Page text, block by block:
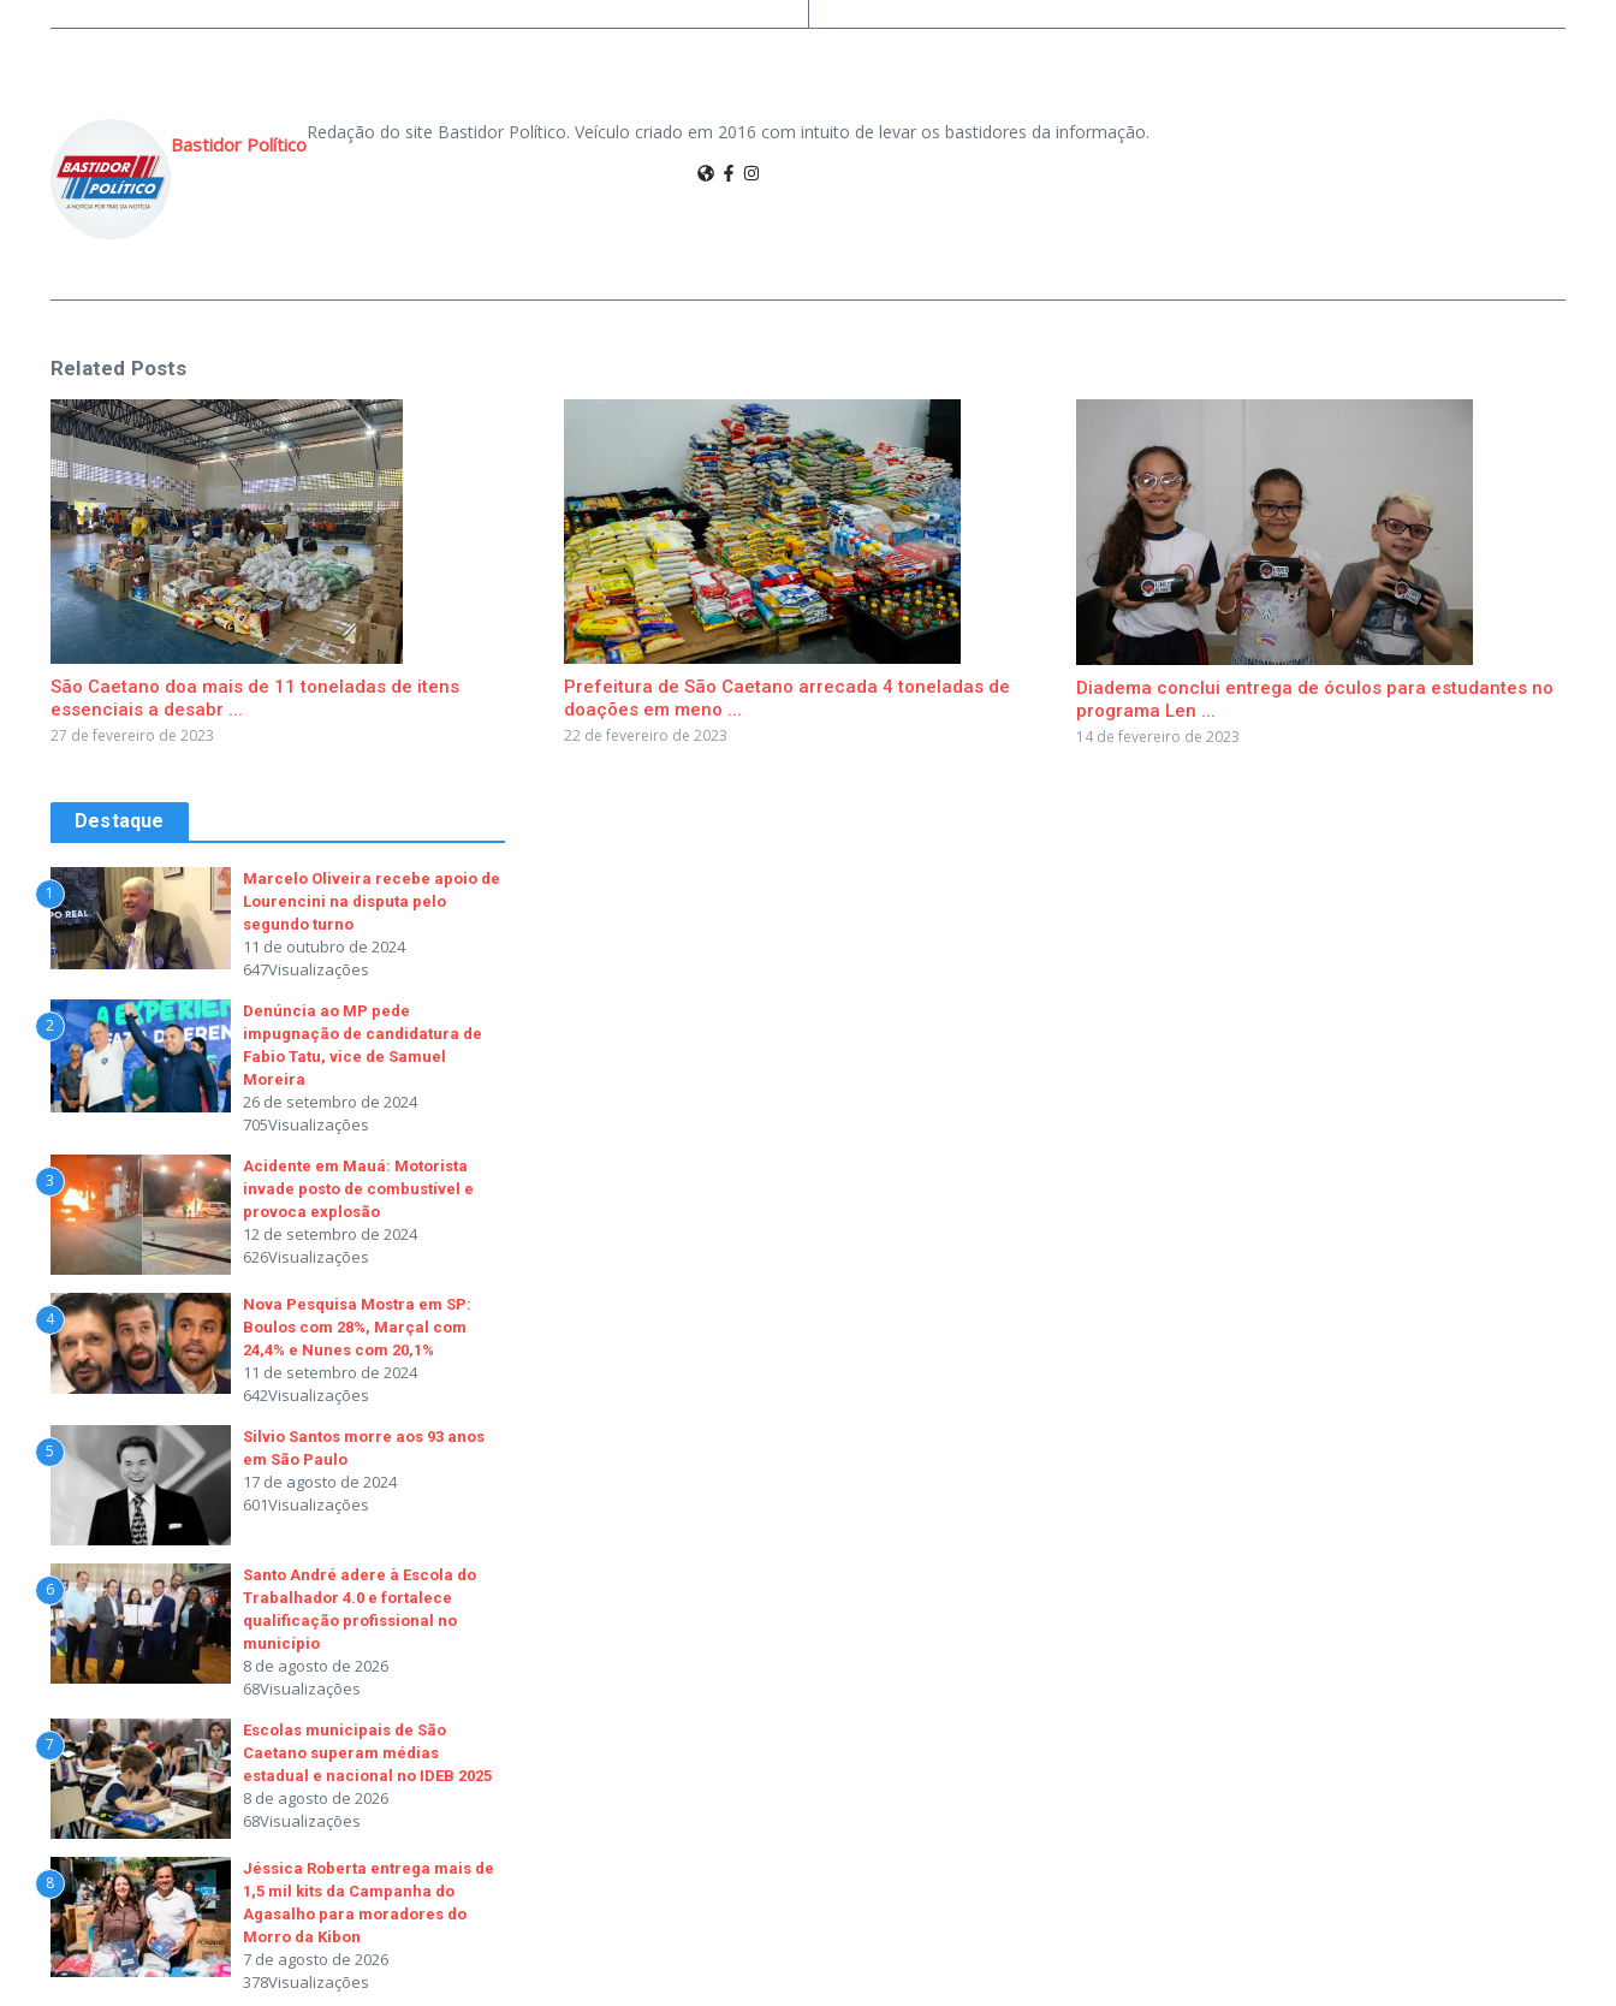
Bastidor Político
Redação do site Bastidor Político. Veículo criado em 2016 com intuito de levar os bastidores da informação.
Related Posts
São Caetano doa mais de 11 toneladas de itens
essenciais a desabr ...
27 de fevereiro de 2023
Prefeitura de São Caetano arrecada 4 toneladas de
doações em meno ...
22 de fevereiro de 2023
Diadema conclui entrega de óculos para estudantes no
programa Len ...
14 de fevereiro de 2023
Destaque
1
Marcelo Oliveira recebe apoio de
Lourencini na disputa pelo
segundo turno
11 de outubro de 2024
647Visualizações
2
Denúncia ao MP pede
impugnação de candidatura de
Fabio Tatu, vice de Samuel
Moreira
26 de setembro de 2024
705Visualizações
3
Acidente em Mauá: Motorista
invade posto de combustível e
provoca explosão
12 de setembro de 2024
626Visualizações
4
Nova Pesquisa Mostra em SP:
Boulos com 28%, Marçal com
24,4% e Nunes com 20,1%
11 de setembro de 2024
642Visualizações
5
Silvio Santos morre aos 93 anos
em São Paulo
17 de agosto de 2024
601Visualizações
6
Santo André adere à Escola do
Trabalhador 4.0 e fortalece
qualificação profissional no
município
8 de agosto de 2026
68Visualizações
7
Escolas municipais de São
Caetano superam médias
estadual e nacional no IDEB 2025
8 de agosto de 2026
68Visualizações
8
Jéssica Roberta entrega mais de
1,5 mil kits da Campanha do
Agasalho para moradores do
Morro da Kibon
7 de agosto de 2026
378Visualizações